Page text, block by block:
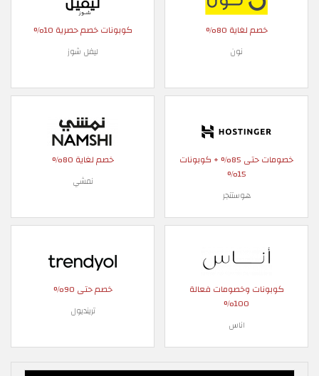
خصم لغاية 80%
نون
كوبونات خصم حصرية 10%
ليفل شوز
خصومات حتى 85% + كوبونات
15%
هوستنجر
خصم لغاية 80%
نمشي
كوبونات وخصومات فعالة
100%
اناس
خصم حتى 90%
ترينديول